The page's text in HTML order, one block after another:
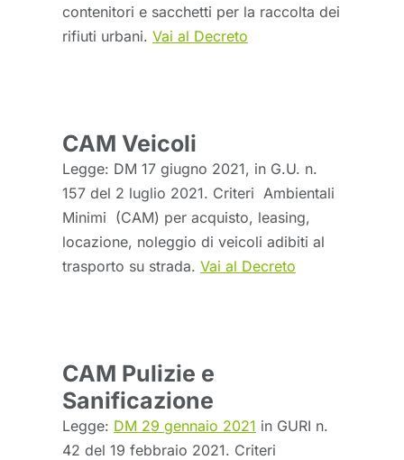
contenitori e sacchetti per la raccolta dei
rifiuti urbani. Vai al Decreto
CAM Veicoli
Legge: DM 17 giugno 2021, in G.U. n.
157 del 2 luglio 2021. Criteri Ambientali
Minimi (CAM) per acquisto, leasing,
locazione, noleggio di veicoli adibiti al
trasporto su strada. Vai al Decreto
CAM Pulizie e
Sanificazione
Legge: DM 29 gennaio 2021 in GURI n.
42 del 19 febbraio 2021. Criteri